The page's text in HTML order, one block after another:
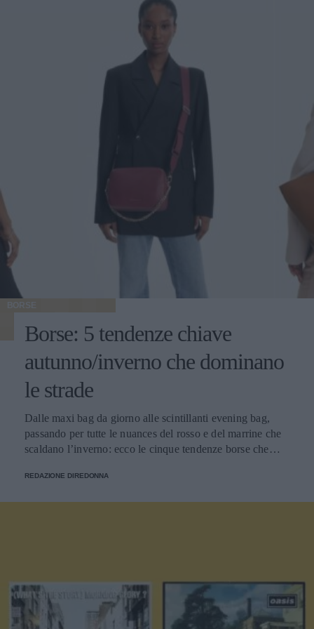
BORSE
Borse: 5 tendenze chiave
autunno/inverno che dominano
le strade
Dalle maxi bag da giorno alle scintillanti evening bag,
passando per tutte le nuances del rosso e del marrine che
scaldano l’inverno: ecco le cinque tendenze borse che
REDAZIONE DIREDONNA